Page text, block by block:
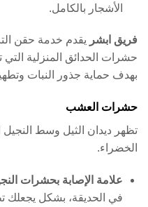
الأشجار بالكامل.
فريق ابشر يقدم خدمة حقن
حشرات الحدائق المنزلية
بهدف حماية جذور النبات
حشرات العشب
تظهر ديدان الثيل وسط
الخضراء.
علامة الإصابة بحشرات
في الحديقة، بشكل يجعلك